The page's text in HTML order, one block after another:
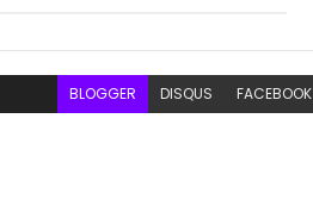
BLOGGER DISQUS FACEBOOK